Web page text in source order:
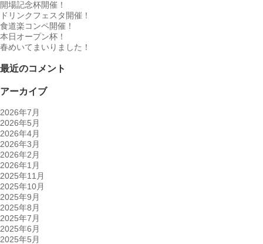
開場記念杯開催！
ドリンクフェスタ開催！
食道楽コンペ開催！
本日オープン杯！
春めいてまいりました！
最近のコメント
アーカイブ
2026年7月
2026年5月
2026年4月
2026年3月
2026年2月
2026年1月
2025年11月
2025年10月
2025年9月
2025年8月
2025年7月
2025年6月
2025年5月